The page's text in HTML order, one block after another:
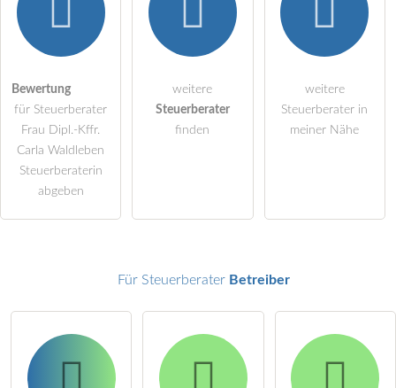
Hiermit akzeptiere ich die
DieDatenschutzerklärung habe ich zur Kenntnis genommen.
öffentliche Frage stellen Abbrechen
Hinweis:Bitte beachten Sie, öffentliche Fragen sindfür alle
Besucher sichtbar
Klicken Sie hier um eine
Steuerberater-Eintrag zu stellen
Bewertung
für Steuerberater
Frau Dipl.-Kffr.
Carla Waldleben
Steuerberaterin
abgeben
weitere
Steuerberater
finden
weitere
Steuerberater in
meiner Nähe
Für Steuerberater Betreiber